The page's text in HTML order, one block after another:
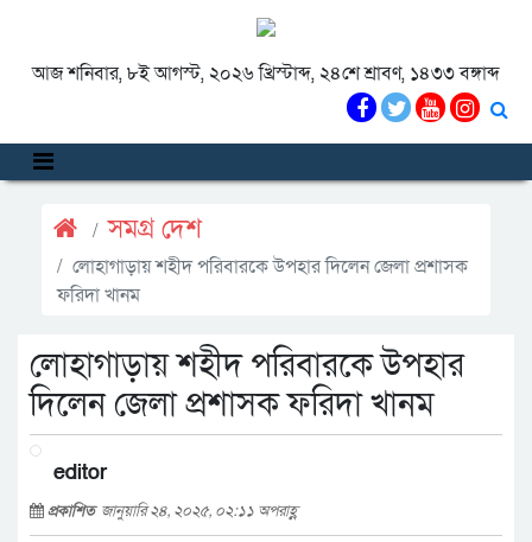
আজ শনিবার, ৮ই আগস্ট, ২০২৬ খ্রিস্টাব্দ, ২৪শে শ্রাবণ, ১৪৩৩ বঙ্গাব্দ
সমগ্র দেশ
লোহাগাড়ায় শহীদ পরিবারকে উপহার দিলেন জেলা প্রশাসক
ফরিদা খানম
লোহাগাড়ায় শহীদ পরিবারকে উপহার
দিলেন জেলা প্রশাসক ফরিদা খানম
editor
প্রকাশিত জানুয়ারি ২৪, ২০২৫, ০২:১১ অপরাহ্ণ